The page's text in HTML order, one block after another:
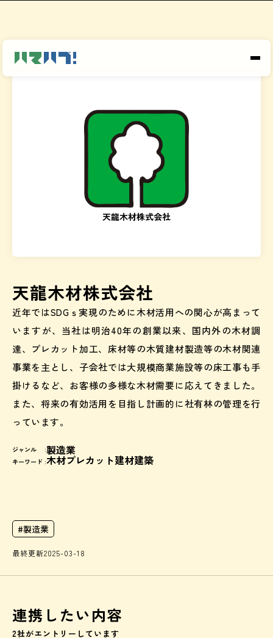
天龍木材株式会社
近年ではSDGｓ実現のために木材活用への関心が高まって
いますが、当社は明治40年の創業以来、国内外の木材調
達、プレカット加工、床材等の木質建材製造等の木材関連
事業を主とし、子会社では大規模商業施設等の床工事も手
掛けるなど、お客様の多様な木材需要に応えてきました。
また、将来の有効活用を目指し計画的に社有林の管理を行
っています。
ジャンル :製造業
キーワード :木材プレカット建材建築
#製造業
最終更新2025-03-18
天龍木材株式会社
連携したい内容
2社がエントリーしています